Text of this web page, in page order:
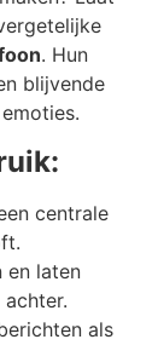
. Hun
blijvende
centrale
en laten
als